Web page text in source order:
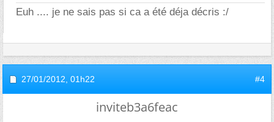
Euh .... je ne sais pas si ca a été déja décris :/
27/01/2012, 01h22 #4
inviteb3a6feac